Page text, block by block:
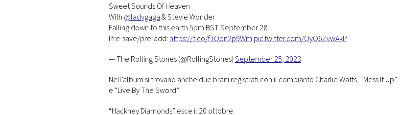
Sweet Sounds Of Heaven
With @ladygaga& Stevie Wonder
Falling down to this earth 5pm BST September 28
Pre-save/pre-add: https://t.co/f1Odn2p9Wm pic.twitter.com/OyO6ZvwAkP
— The Rolling Stones (@RollingStones)September 25, 2023
Nell’album si trovano anche due brani registrati con il compianto Charlie Watts, “Mess It Up”
e “Live By The Sword”.
“Hackney Diamonds” esce il 20 ottobre.